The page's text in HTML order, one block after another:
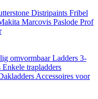
Distripaints Fribel
Marcovis Paslode Prof
omvormbaarLadders 3-
Enkele trapladders
Accessoires voor